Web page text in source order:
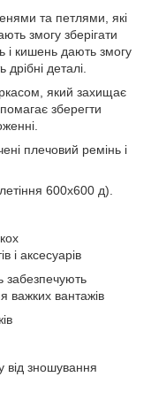
та петлями, які
змогу зберігати
і кишень дають змогу
деталі.
який захищає
зберегти
плечовий ремінь і
600х600 д).
і аксесуарів
забезпечують
важких вантажів
від зношування